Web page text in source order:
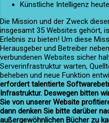
Künstliche Intelligenz heute
Die Mission und der Zweck
insgesamt 35 Websites gehört,
Erlebnis zu bieten! Um diese
Herausgeber und Betreiber
verbundenen Websites sicher
Serverinfrastruktur warten,
beheben und neue Funktion
erfordert talentierte
Infrastruktur. Deswegen bitten
Sie von unserer Website
dann denken Sie bitte darüber
außergewöhnlichen Bücher zu